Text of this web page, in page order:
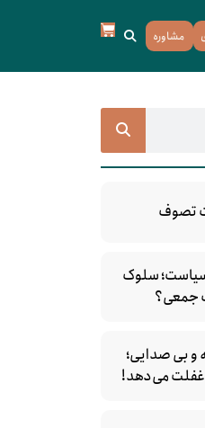
مشاوره
تصوف
سلوک
جمعی؟
و بی صدایی؛
غفلت می‌دهد!